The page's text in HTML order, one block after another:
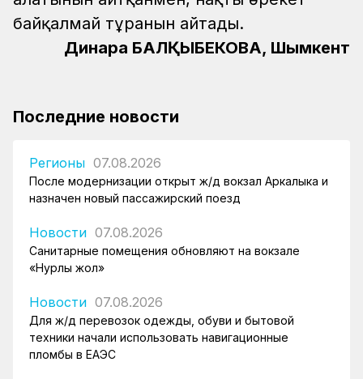
байқалмай тұрғанын айтады.
Динара БАЛҚЫБЕКОВА, Шымкент
Последние новости
Регионы 07.08.2026
После модернизации открыт ж/д вокзал Аркалыка и
назначен новый пассажирский поезд
Новости 07.08.2026
Санитарные помещения обновляют на вокзале
«Нурлы жол»
Новости 07.08.2026
Для ж/д перевозок одежды, обуви и бытовой
техники начали использовать навигационные
пломбы в ЕАЭС